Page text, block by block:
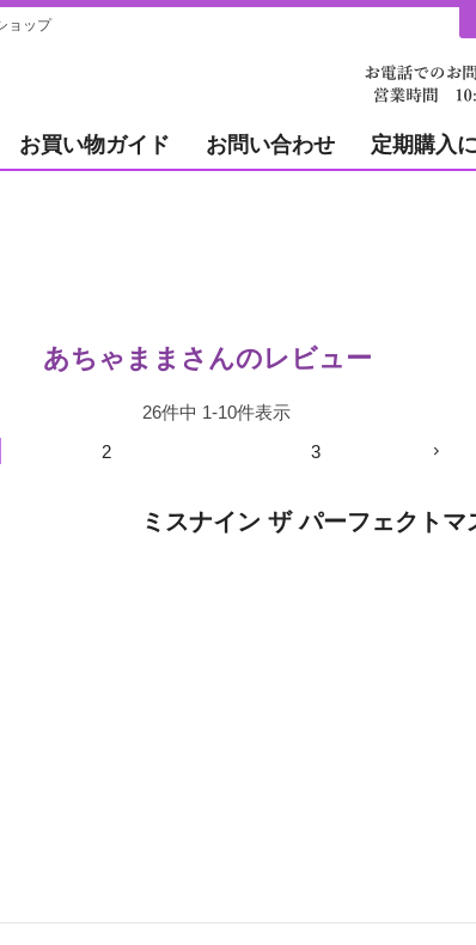
ョップ
お買い物ガイド お問い合わせ 定期購入
あちゃままさんのレビュー
26件中 1-10件表示
2 3
ミスナイン ザ パーフェクトマ